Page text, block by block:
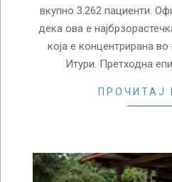
вкупно 3.262 пациенти.
дека ова е
која е концентрирана
Итури. Претходна
ПРОЧИТАЈ